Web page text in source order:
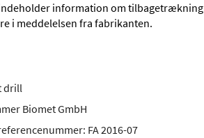
information om tilbagetrækning
i meddelelsen fra fabrikanten.
drill
Biomet GmbH
FA 2016-07